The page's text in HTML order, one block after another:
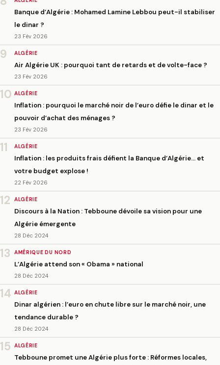
Banque d’Algérie : Mohamed Lamine Lebbou peut-il stabiliser
le dinar ?
23 Fév 2026
9 ALGÉRIE
Air Algérie UK : pourquoi tant de retards et de volte-face ?
23 Fév 2026
10 ALGÉRIE
Inflation : pourquoi le marché noir de l’euro défie le dinar et le
pouvoir d’achat des ménages ?
23 Fév 2026
11 ALGÉRIE
Inflation : les produits frais défient la Banque d’Algérie… et
votre budget explose !
22 Fév 2026
12 ALGÉRIE
Discours à la Nation : Tebboune dévoile sa vision pour une
Algérie émergente
28 Déc 2024
13 AMÉRIQUE DU NORD
L’Algérie attend son « Obama » national
28 Déc 2024
14 ALGÉRIE
Dinar algérien : l’euro en chute libre sur le marché noir, une
tendance durable ?
28 Déc 2024
15 ALGÉRIE
Tebboune promet une Algérie plus forte : Réformes locales,